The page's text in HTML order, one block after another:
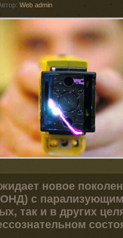
Web admin
новое
с
так и в других